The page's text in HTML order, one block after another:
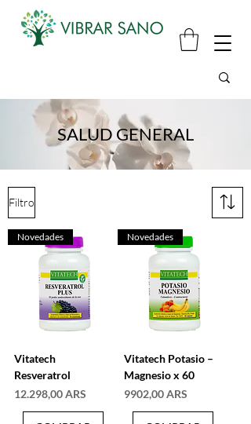
SALUD GENERAL
Filtro
Novedades
Vitatech
Resveratrol
Precio
12.298,00 ARS
Novedades
Vitatech Potasio –
Magnesio x 60
Precio
9902,00 ARS